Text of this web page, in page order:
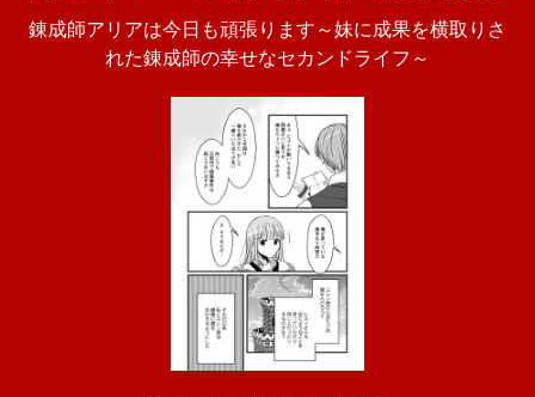
錬成師アリアは今日も頑張ります～妹に成果を横取りさ
れた錬成師の幸せなセカンドライフ～